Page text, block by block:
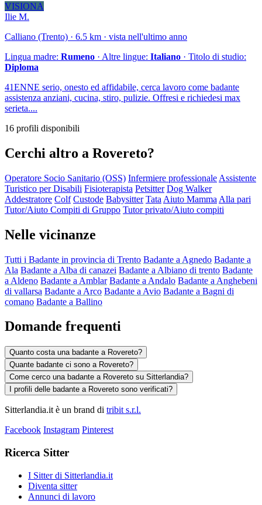
VISIONA
Ilie M.
Calliano (Trento) · 6.5 km · vista nell'ultimo anno
Lingua madre: Rumeno · Altre lingue: Italiano · Titolo di studio:
Diploma
41ENNE serio, onesto ed affidabile, cerca lavoro come badante
assistenza anziani, cucina, stiro, pulizie. Offresi e richiedesi max
serieta....
16 profili disponibili
Cerchi altro a Rovereto?
Operatore Socio Sanitario (OSS) Infermiere professionale Assistente
Turistico per Disabili Fisioterapista Petsitter Dog Walker
Addestratore Colf Custode Babysitter Tata Aiuto Mamma Alla pari
Tutor/Aiuto Compiti di Gruppo Tutor privato/Aiuto compiti
Nelle vicinanze
Tutti i Badante in provincia di Trento Badante a Agnedo Badante a
Ala Badante a Alba di canazei Badante a Albiano di trento Badante
a Aldeno Badante a Amblar Badante a Andalo Badante a Anghebeni
di vallarsa Badante a Arco Badante a Avio Badante a Bagni di
comano Badante a Ballino
Domande frequenti
Quanto costa una badante a Rovereto?
Quante badante ci sono a Rovereto?
Come cerco una badante a Rovereto su Sitterlandia?
I profili delle badante a Rovereto sono verificati?
Sitterlandia.it è un brand di tribit s.r.l.
Facebook Instagram Pinterest
Ricerca Sitter
I Sitter di Sitterlandia.it
Diventa sitter
Annunci di lavoro